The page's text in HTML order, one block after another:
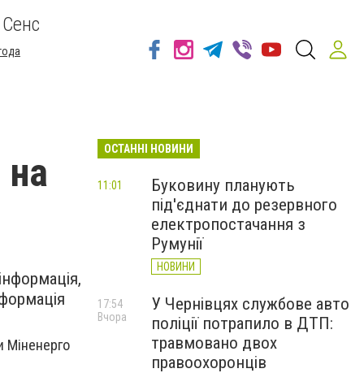
Міненерго
ОСТАННІ НОВИНИ
Буковину планують
під'єднати до резервного
електропостачання з
Румунії
НОВИНИ
11:01
У Чернівцях службове авто
поліції потрапило в ДТП:
травмовано двох
правоохоронців
17:54
Вчора